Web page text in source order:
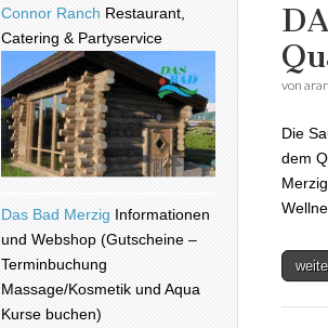
von
Die
dem
Connor Ranch Restaurant,
Catering & Partyservice
Das Bad Merzig Informationen
und Webshop (Gutscheine –
Terminbuchung
Massage/Kosmetik und Aqua
Kurse buchen)